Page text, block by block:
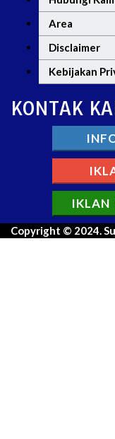
Area
Disclaimer
Kebijakan
KONTAK
IKLAN
Copyright © 2024.